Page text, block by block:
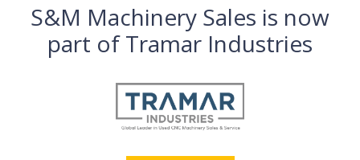
S&M Machinery Sales is now
part of Tramar Industries